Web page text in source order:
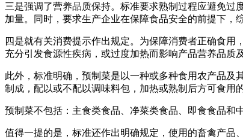
三是强调了营养品质保持。标准要求熟制过程应避免
加量。同时，要求生产企业在保障食品安全的前提下，
四是就有关消费提示作出规定。为保障消费者正确食
充分引发食源性疾病，或过度加热而影响产品营养品质
此外，标准明确，预制菜是以一种或多种食用农产品及
制成，配以或不配以调味料包，加热或熟制后方可食用
预制菜不包括：主食类食品、净菜类食品、即食食品和
值得一提的是，标准还作出明确规定，使用的畜禽产品